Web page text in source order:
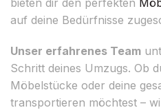
auf deine Bedürfnisse
Unser erfahrenes Team
Schritt deines Umzugs. Ob
Möbelstücke oder deine
transportieren möchtest –